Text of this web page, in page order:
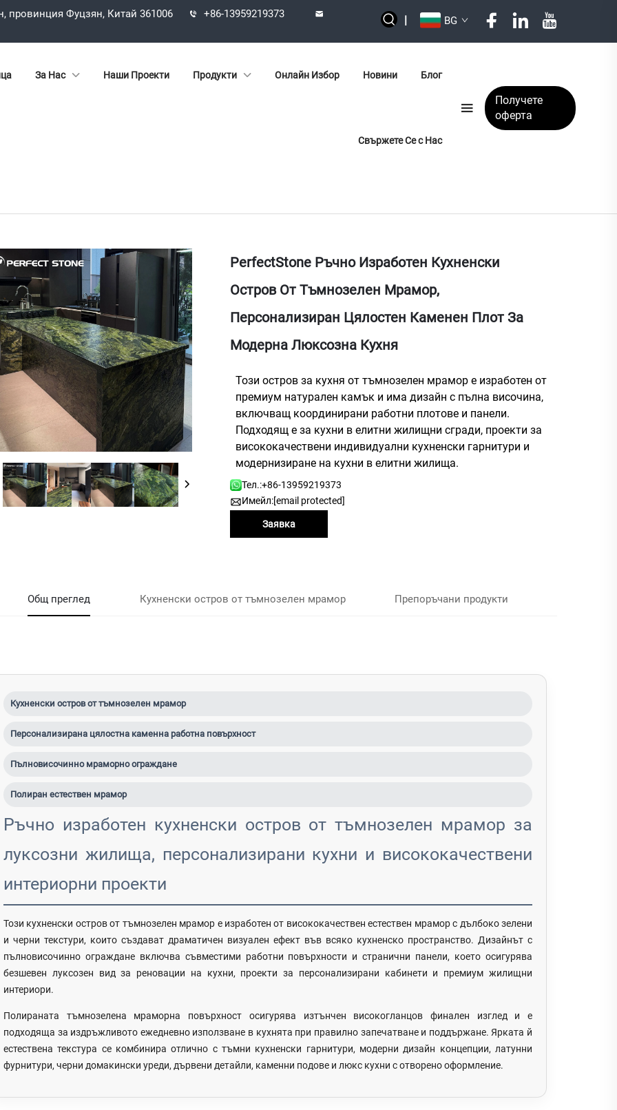
провинция Фуцзян, Китай 361006 +86-13959219373 | BG
За Нас Наши Проекти Продукти Онлайн Избор Новини Блог
Свържете Се с Нас
Получете
оферта
PerfectStone Ръчно Изработен Кухненски
Остров От Тъмнозелен Мрамор,
Персонализиран Цялостен Каменен Плот За
Модерна Люксозна Кухня
Този остров за кухня от тъмнозелен мрамор е изработен от
премиум натурален камък и има дизайн с пълна височина,
включващ координирани работни плотове и панели.
Подходящ е за кухни в елитни жилищни сгради, проекти за
висококачествени индивидуални кухненски гарнитури и
модернизиране на кухни в елитни жилища.
Тел.:+86-13959219373
Имейл:[email protected]
Заявка
Общ преглед Кухненски остров от тъмнозелен мрамор Препоръчани продукти
Кухненски остров от тъмнозелен мрамор
Персонализирана цялостна каменна работна повърхност
Пълновисочинно мраморно ограждане
Полиран естествен мрамор
Ръчно изработен кухненски остров от тъмнозелен мрамор за
луксозни жилища, персонализирани кухни и висококачествени
интериорни проекти
Този кухненски остров от тъмнозелен мрамор е изработен от висококачествен естествен мрамор с дълбоко зелени
и черни текстури, които създават драматичен визуален ефект във всяко кухненско пространство. Дизайнът с
пълновисочинно ограждане включва съвместими работни повърхности и странични панели, което осигурява
безшевен луксозен вид за реновации на кухни, проекти за персонализирани кабинети и премиум жилищни
интериори.
Полираната тъмнозелена мраморна повърхност осигурява изтънчен високогланцов финален изглед и е
подходяща за издръжливото ежедневно използване в кухнята при правилно запечатване и поддържане. Ярката й
естествена текстура се комбинира отлично с тъмни кухненски гарнитури, модерни дизайн концепции, латунни
фурнитури, черни домакински уреди, дървени детайли, каменни подове и люкс кухни с отворено оформление.